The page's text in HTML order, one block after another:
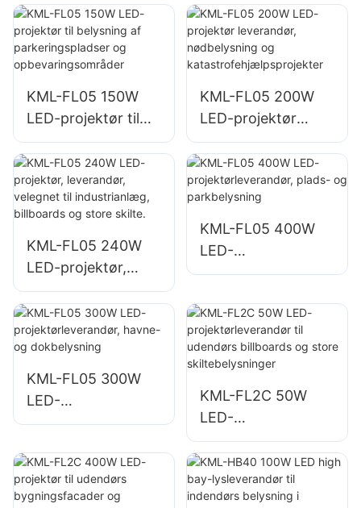
r til udendørs
bygningsfacader
og belysning af
byggepladser
KML-FL05 150W
LED-projektør til
belysning af
parkeringspladser
og
opbevaringsområd
KML-FL05 200W
LED-projektør
leverandør,
nødbelysning og
katastrofehjælpspr
ojekter
KML-FL05 240W
LED-projektør,
leverandør,
velegnet til
industrianlæg,
billboards og store
skilte.
KML-FL05 400W
LED-
projektørleverandø
parkbelysning
KML-FL05 300W
LED-
projektørleverandø
dokbelysning
KML-FL2C 50W
LED-
projektørleverandø
r til udendørs
billboards og store
skiltebelysninger